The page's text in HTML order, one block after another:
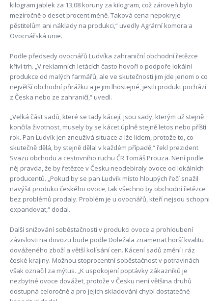
kilogram jablek za 13,08 koruny za kilogram, což zároveň bylo
meziročně o deset procent méně. Taková cena nepokryje
pěstitelům ani náklady na produkci,“ uvedly Agrární komora a
Ovocnářská unie.
Podle předsedy ovocnářů Ludvíka zahraniční obchodní řetězce
křiví trh. „V reklamních letácích často hovoří o podpoře lokální
produkce od malých farmářů, ale ve skutečnosti jim jde jenom o co
největší obchodní přirážku a je jim lhostejné, jestli produkt pochází
z Česka nebo ze zahraničí,“ uvedl.
„Velká část sadů, které se tady kácejí, jsou sady, kterým už stejně
končila životnost, musely by se kácet úplně stejně letos nebo příští
rok. Pan Ludvík jen zneužívá situace a lže lidem, protože to, co
skutečně dělá, by stejně dělal v každém případě,“ řekl prezident
Svazu obchodu a cestovního ruchu ČR Tomáš Prouza. Není podle
něj pravda, že by řetězce v Česku neodebíraly ovoce od lokálních
producentů. „Pokud by se pan Ludvík místo hloupých řečí snažil
navýšit produkci českého ovoce, tak všechno by obchodní řetězce
bez problémů prodaly. Problém je u ovocnářů, kteří nejsou schopni
expandovat,“ dodal.
Další snižování soběstačnosti v produkci ovoce a prohloubení
závislosti na dovozu bude podle Doležala znamenat horší kvalitu
dováženého zboží a větší kolísání cen. Kácení sadů změní i ráz
české krajiny. Možnou stoprocentní soběstačnost v potravinách
však označil za mýtus. „K uspokojení poptávky zákazníků je
nezbytné ovoce dovážet, protože v Česku není většina druhů
dostupná celoročně a pro jejich skladování chybí dostatečné